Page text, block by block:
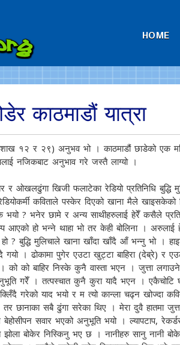
HOME
काठमाडौं यात्रा
१२ र २९) अनुभव भो । काठमाडौं छाडेको एक
नजिकबाट अनुभाव गरे जस्तै लाग्यो ।
र ओखलढुंगा खिजी फलाटेका रेडियो प्रतिनिधि बुद्धि
कविताले पस्केर दिएको खाना मैले
? भनेर छामे र अन्य साथीहरुलाई हेरेँ कसैले
आएको हो भन्ने थाहा भो तर केही बोलिना ।
बुद्धि मुलिचाले खाना खाँदा खाँदै आँ भन्नु भो ।
। ढोकामा पुगेर एउटा खुट्टा बाहिरा (देब्रे) र
। को को बाहिर निस्के कुनै वास्ता भएन । जुत्ता
गरेँ । तत्पस्चात कुनै कुरा यादै भएन । एकैचोटि
उक्लिँदै गरेको याद भयो र म त्यो कान्ला चढ्न
तर छानाका सबै ढुंगा सरेका थिए । मेरा दुवै हातमा
सवार भएको अनुभूति भयो । ल्यापटाप,
झोला बोकेर निस्किनु भए छ । नानीहरु सानु नानी